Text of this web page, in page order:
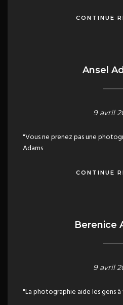
CONTINUE
Ansel
9 avril
"Vous ne prenez pas une
Adams
CONTINUE
Berenice
9 avril
"La photographie aide les gens